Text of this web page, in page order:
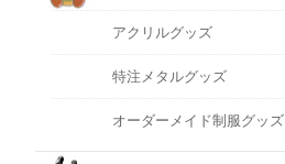
アクリルグッズ
特注メタルグッズ
オーダーメイド制服グッズ